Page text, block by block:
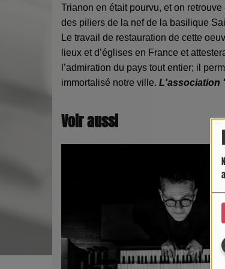
Trianon en était pourvu, et on
des piliers de la nef de la basilique
Le travail de restauration de cette
lieux et d’églises en France et
l’admiration du pays tout entier; il
immortalisé notre ville. L'association
Voir aussi